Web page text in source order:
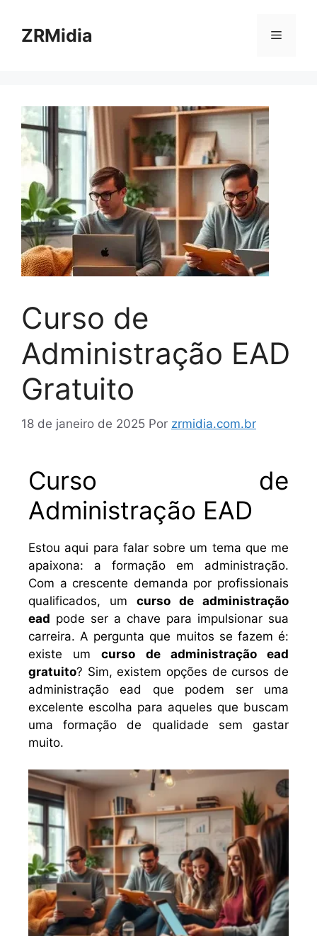
ZRMidia
Curso de
Administração EAD
Gratuito
18 de janeiro de 2025 Por zrmidia.com.br
Curso de
Administração EAD
Estou aqui para falar sobre um tema que me
apaixona: a formação em administração.
Com a crescente demanda por profissionais
qualificados, um curso de administração
ead pode ser a chave para impulsionar sua
carreira. A pergunta que muitos se fazem é:
existe umcurso de administração ead
gratuito? Sim, existem opções de cursos de
administração ead que podem ser uma
excelente escolha para aqueles que buscam
uma formação de qualidade sem gastar
muito.